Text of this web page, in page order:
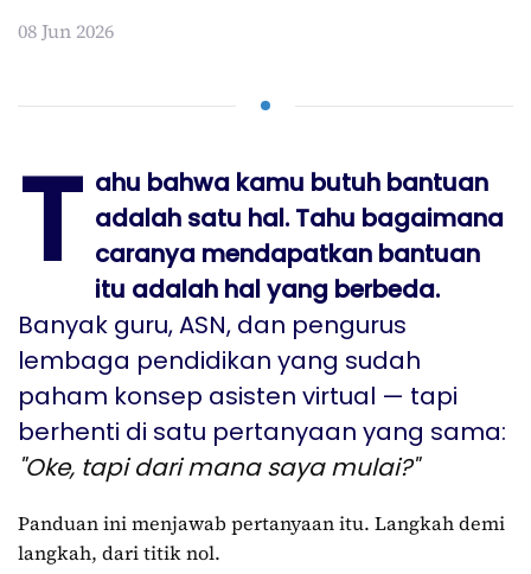
08 Jun 2026
T ahu bahwa kamu butuh bantuan
adalah satu hal. Tahu bagaimana
caranya mendapatkan bantuan
itu adalah hal yang berbeda.
Banyak guru, ASN, dan pengurus
lembaga pendidikan yang sudah
paham konsep asisten virtual — tapi
berhenti di satu pertanyaan yang sama:
"Oke, tapi dari mana saya mulai?"
Panduan ini menjawab pertanyaan itu. Langkah demi
langkah, dari titik nol.